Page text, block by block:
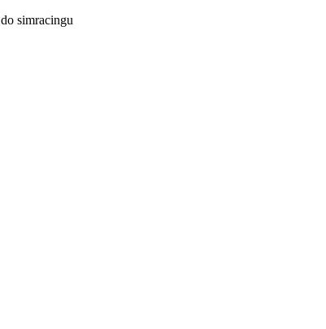
simracingu